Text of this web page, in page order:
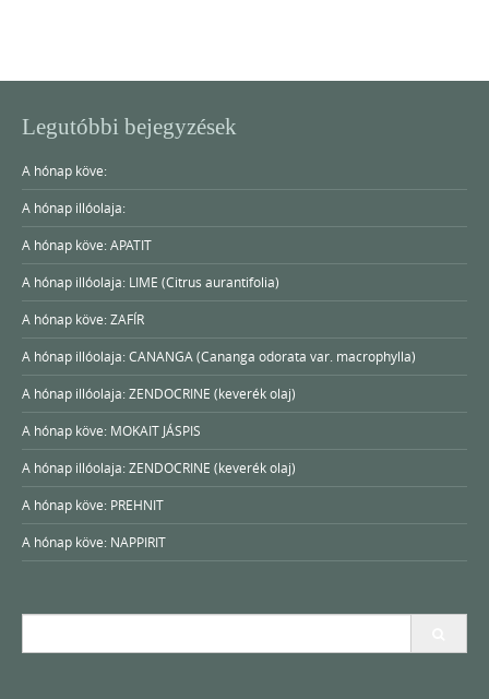
Legutóbbi bejegyzések
A hónap köve:
A hónap illóolaja:
A hónap köve: APATIT
A hónap illóolaja: LIME (Citrus aurantifolia)
A hónap köve: ZAFÍR
A hónap illóolaja: CANANGA (Cananga odorata var. macrophylla)
A hónap illóolaja: ZENDOCRINE (keverék olaj)
A hónap köve: MOKAIT JÁSPIS
A hónap illóolaja: ZENDOCRINE (keverék olaj)
A hónap köve: PREHNIT
A hónap köve: NAPPIRIT